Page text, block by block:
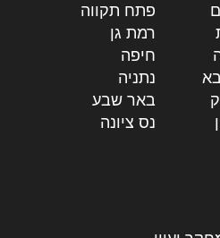
פתח תקווה
רמת גן
חיפה
נתניה
באר שבע
נס ציונה